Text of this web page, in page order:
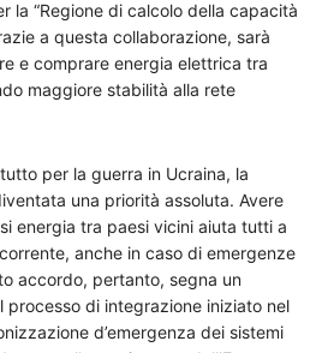
la “Regione di calcolo della capacità
a questa collaborazione, sarà
e comprare energia elettrica tra
maggiore stabilità alla rete
per la guerra in Ucraina, la
una priorità assoluta. Avere
energia tra paesi vicini aiuta tutti a
anche in caso di emergenze
accordo, pertanto, segna un
processo di integrazione iniziato nel
d’emergenza dei sistemi